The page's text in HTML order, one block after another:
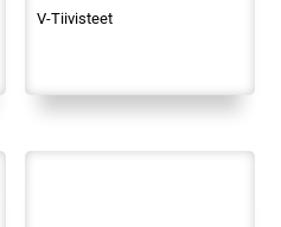
V-Tiivisteet